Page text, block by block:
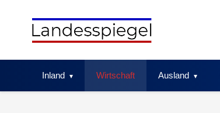
Inland Wirtschaft Ausland